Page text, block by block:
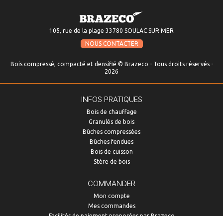
105, rue de la plage 33780 SOULAC SUR MER
NOUS CONTACTER
Bois compressé, compacté et densifié © Brazeco - Tous droits réservés -
2026
INFOS PRATIQUES
Bois de chauffage
Granulés de bois
Bûches compressées
Bûches fendues
Bois de cuisson
Stère de bois
COMMANDER
Mon compte
Mes commandes